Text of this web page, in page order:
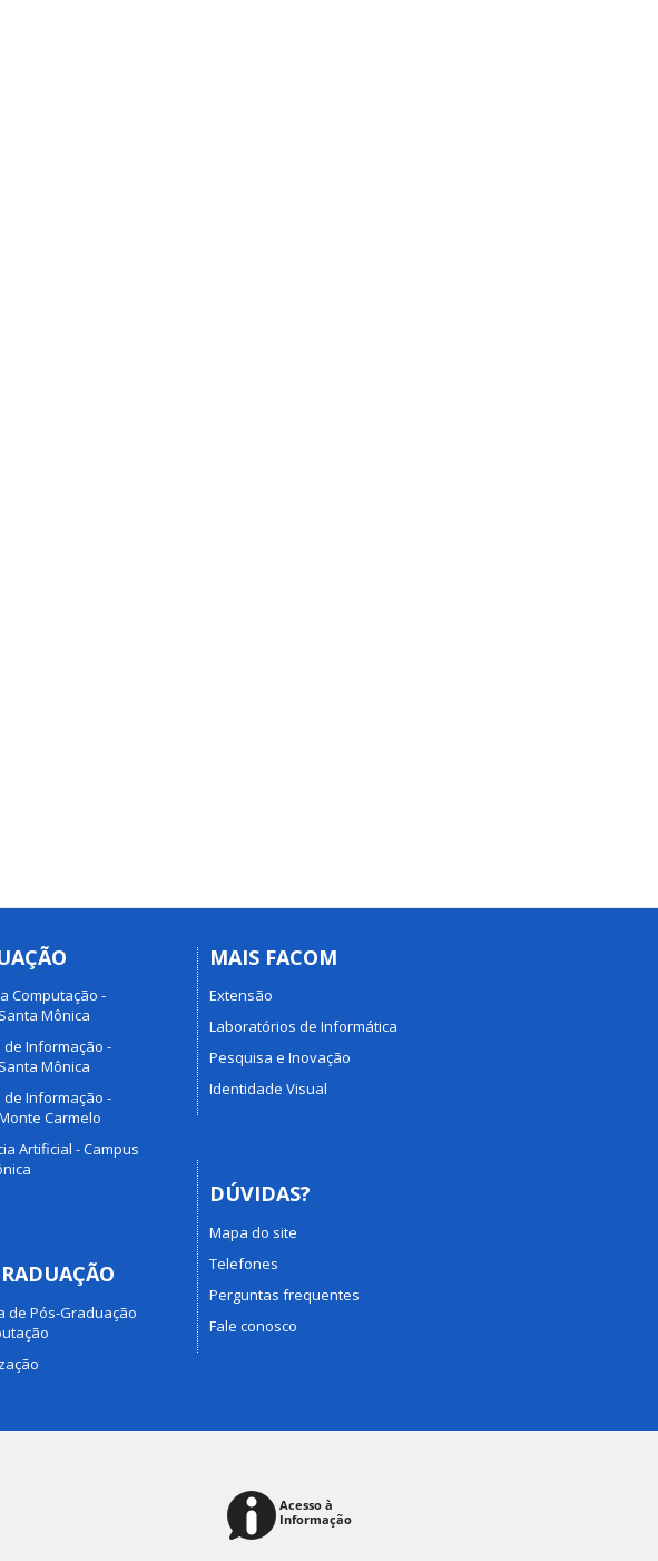
Computação -
Mônica
de Informação -
Mônica
de Informação -
Carmelo
Artificial - Campus
de Pós-Graduação
MAIS FACOM
Extensão
Laboratórios de Informática
Pesquisa e Inovação
Identidade Visual
DÚVIDAS?
Mapa do site
Telefones
Perguntas frequentes
Fale conosco